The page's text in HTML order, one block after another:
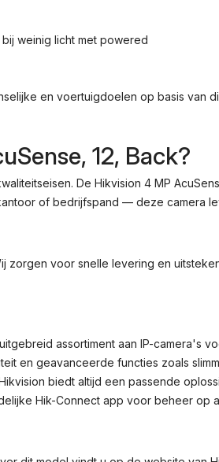
DORI,
RJ-
IK10,
PoE,
12
VDC,
Aantal
weinig licht met powered
en voertuigdoelen op basis van
12, Back?
De Hikvision 4 MP
of bedrijfspand — deze camera
zorgen voor snelle levering en
assortiment aan IP-camera's
en geavanceerde functies zoals
biedt altijd een passende
Hik-Connect app voor beheer op